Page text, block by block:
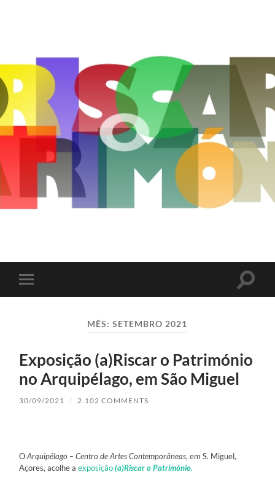
Toggle
mobile
Toggle
MÊS:SETEMBRO 2021
Exposição (a)Riscar o Património
no Arquipélago, em São Miguel
30/09/2021 / 2.102 COMMENTS
OArquipélago – Centro de Artes Contemporâneas, em S. Miguel,
Açores, acolhe aexposição(a)Riscar o Património.